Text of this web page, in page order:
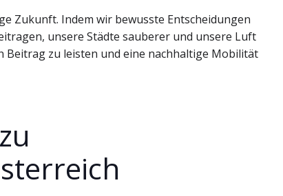
Zukunft. Indem wir bewusste Entscheidungen
unsere Städte sauberer und unsere Luft
Beitrag zu leisten und eine nachhaltige Mobilität